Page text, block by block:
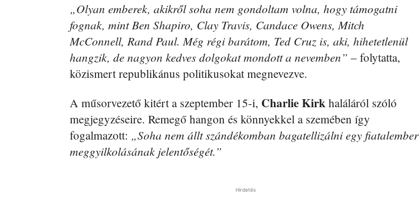
„Olyan emberek, akikről soha nem gondoltam volna, hogy támogatni
fognak, mint Ben Shapiro, Clay Travis, Candace Owens, Mitch
McConnell, Rand Paul. Még régi barátom, Ted Cruz is, aki, hihetetlenül
hangzik, de nagyon kedves dolgokat mondott a nevemben” – folytatta,
közismert republikánus politikusokat megnevezve.
A műsorvezető kitért a szeptember 15-i, CharlieKirk haláláról szóló
megjegyzéseire. Remegő hangon és könnyekkel a szemében így
fogalmazott: „Soha nem állt szándékomban bagatellizálni egy fiatalember
meggyilkolásának jelentőségét.”
Hirdetés